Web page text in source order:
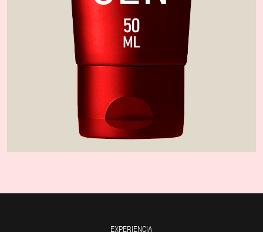
EXPERIENCIA